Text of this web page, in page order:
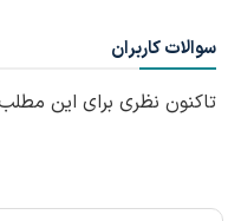
سوالات کاربران
تاکنون نظری برای این